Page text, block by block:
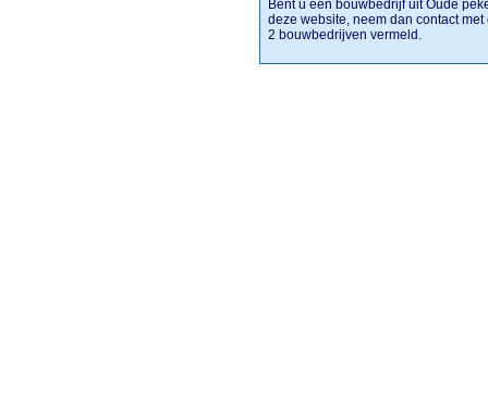
Bent u een bouwbedrijf uit Oude
deze website, neem dan contact
2 bouwbedrijven vermeld.